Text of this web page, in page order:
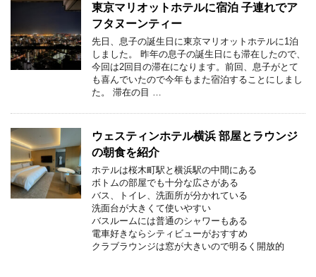
東京マリオットホテルに宿泊 子連れでア
フタヌーンティー
先日、息子の誕生日に東京マリオットホテルに1泊
しました。 昨年の息子の誕生日にも滞在したので、
今回は2回目の滞在になります。前回、息子がとて
も喜んでいたので今年もまた宿泊することにしまし
た。 滞在の目 …
ウェスティンホテル横浜 部屋とラウンジ
の朝食を紹介
ホテルは桜木町駅と横浜駅の中間にある
ボトムの部屋でも十分な広さがある
バス、トイレ、洗面所が分かれている
洗面台が大きくて使いやすい
バスルームには普通のシャワーもある
電車好きならシティビューがおすすめ
クラブラウンジは窓が大きいので明るく開放的